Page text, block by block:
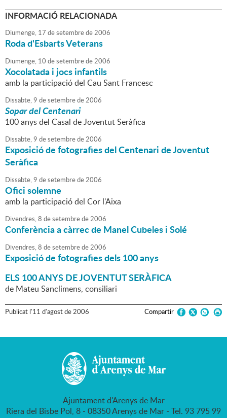
INFORMACIÓ RELACIONADA
Diumenge, 17 desetembrede2006
Roda d'Esbarts Veterans
Diumenge, 10 desetembrede2006
Xocolatada i jocs infantils
amb la participació del Cau Sant Francesc
Dissabte,9 desetembrede2006
Sopar del Centenari
100 anys del Casal de Joventut Seràfica
Dissabte,9 desetembrede2006
Exposició de fotografies del Centenari de Joventut
Seràfica
Dissabte,9 desetembrede2006
Ofici solemne
amb la participació del Cor l'Aixa
Divendres,8 desetembrede2006
Conferència a càrrec de Manel Cubeles i Solé
Divendres,8 desetembrede2006
Exposició de fotografies dels 100 anys
ELS 100 ANYS DE JOVENTUT SERÀFICA
de Mateu Sanclimens, consiliari
Publicat l'11 d'agostde2006 Compartir
Ajuntament d'Arenys de Mar
Riera del Bisbe Pol, 8 - 08350 Arenys de Mar - Tel. 93 795 99